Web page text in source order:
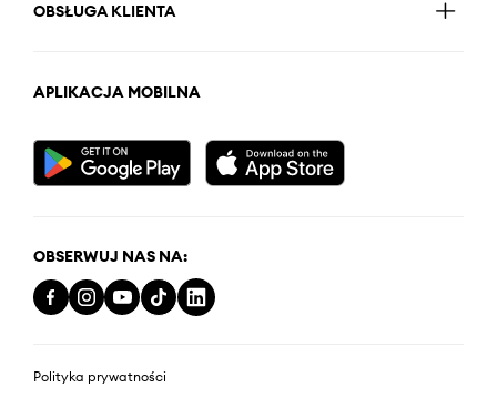
OBSŁUGA KLIENTA
APLIKACJA MOBILNA
OBSERWUJ NAS NA:
Polityka prywatności